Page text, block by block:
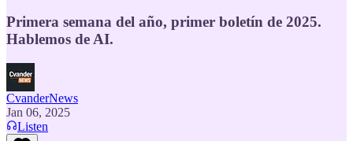
Primera semana del año, primer boletín de 2025.
Hablemos de AI.
CvanderNews
Jan 06, 2025
Listen